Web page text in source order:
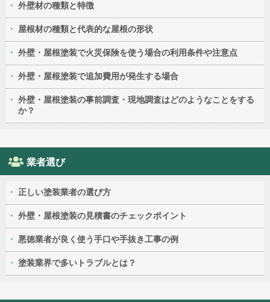
外壁材の種類と特徴
屋根材の種類と代表的な屋根の形状
外壁・屋根塗装で火災保険を使う場合の利用条件や注意点
外壁・屋根塗装で追加費用が発生する場合
外壁・屋根塗装の事前調査・現地調査はどのようなことをする
か？
業者選び
正しい塗装業者の選び方
外壁・屋根塗装の見積書のチェックポイント
悪徳業者が良く使う手口や手抜き工事の例
塗装業界で多いトラブルとは？